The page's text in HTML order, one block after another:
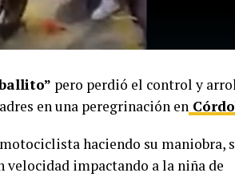
pero perdió el control y
en una peregrinación en
haciendo su maniobra,
impactando a la niña de